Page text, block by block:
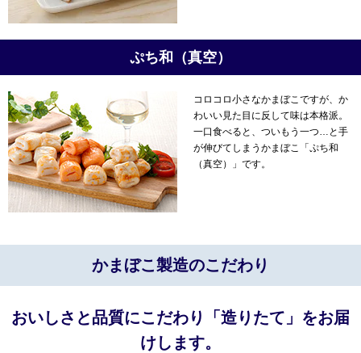
ぷち和（真空）
コロコロ小さなかまぼこですが、か
わいい見た目に反して味は本格派。
一口食べると、ついもう一つ…と手
が伸びてしまうかまぼこ「ぷち和
（真空）」です。
かまぼこ製造のこだわり
おいしさと品質にこだわり「造りたて」をお届
けします。